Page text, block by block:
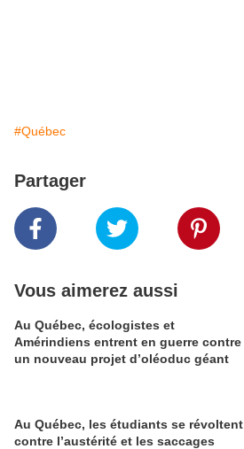
#Québec
Partager
Vous aimerez aussi
Au Québec, écologistes et
Amérindiens entrent en guerre contre
un nouveau projet d’oléoduc géant
Au Québec, les étudiants se révoltent
contre l’austérité et les saccages